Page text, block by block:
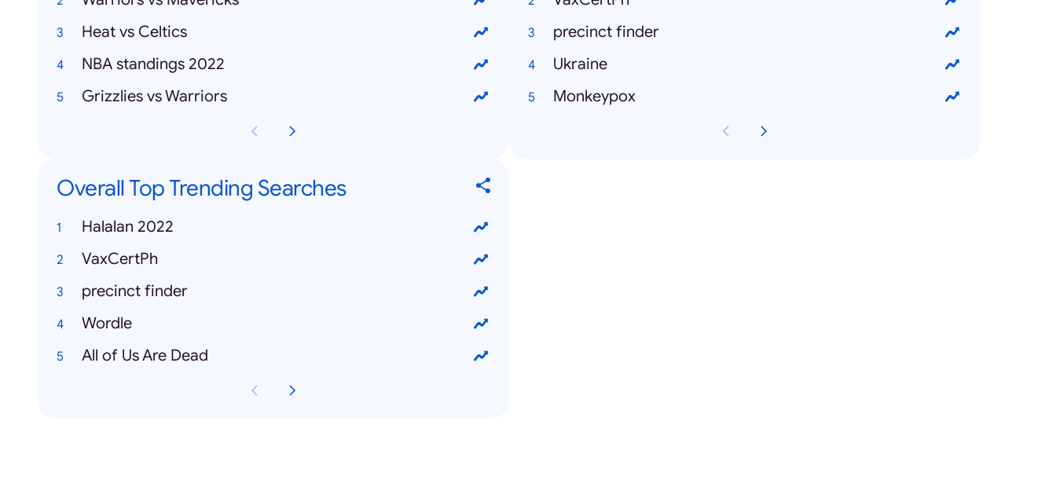
Heat vs Celtics
NBA standings 2022
Grizzlies vs Warriors
precinct finder
Ukraine
Monkeypox
Overall Top Trending Searches
Halalan 2022
VaxCertPh
precinct finder
Wordle
All of Us Are Dead